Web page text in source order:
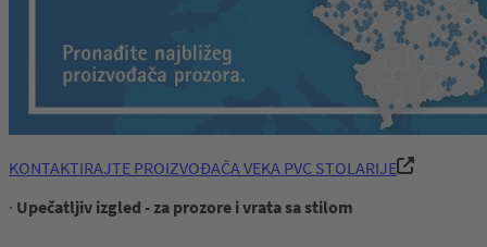
KONTAKTIRAJTE PROIZVOĐAČA VEKA PVC STOLARIJE
· Upečatljiv izgled - za prozore i vrata sa stilom